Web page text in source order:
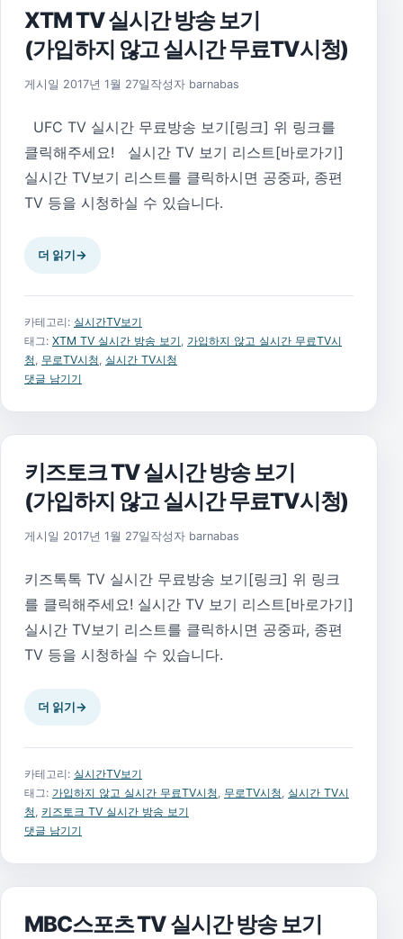
XTM TV 실시간 방송 보기
(가입하지 않고 실시간 무료TV시청)
게시일 2017년 1월 27일 2023년 7월 7일
작성자 barnabas
UFC TV 실시간 무료방송 보기[링크] 위 링크를
클릭해주세요! 실시간 TV 보기 리스트[바로가기]
실시간 TV보기 리스트를 클릭하시면 공중파, 종편
TV 등을 시청하실 수 있습니다.
더 읽기→
카테고리: 실시간TV보기
태그: XTM TV 실시간 방송 보기, 가입하지 않고 실시간 무료TV시
청, 무로TV시청, 실시간 TV시청
댓글 남기기
키즈토크 TV 실시간 방송 보기
(가입하지 않고 실시간 무료TV시청)
게시일 2017년 1월 27일 2020년 5월 29일
작성자 barnabas
키즈톡톡 TV 실시간 무료방송 보기[링크] 위 링크
를 클릭해주세요! 실시간 TV 보기 리스트[바로가기]
실시간 TV보기 리스트를 클릭하시면 공중파, 종편
TV 등을 시청하실 수 있습니다.
더 읽기→
카테고리: 실시간TV보기
태그: 가입하지 않고 실시간 무료TV시청, 무로TV시청, 실시간 TV시
청, 키즈토크 TV 실시간 방송 보기
댓글 남기기
MBC스포츠 TV 실시간 방송 보기